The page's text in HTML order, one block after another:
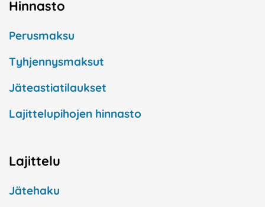
Hinnasto
Perusmaksu
Tyhjennysmaksut
Jäteastiatilaukset
Lajittelupihojen hinnasto
Lajittelu
Jätehaku